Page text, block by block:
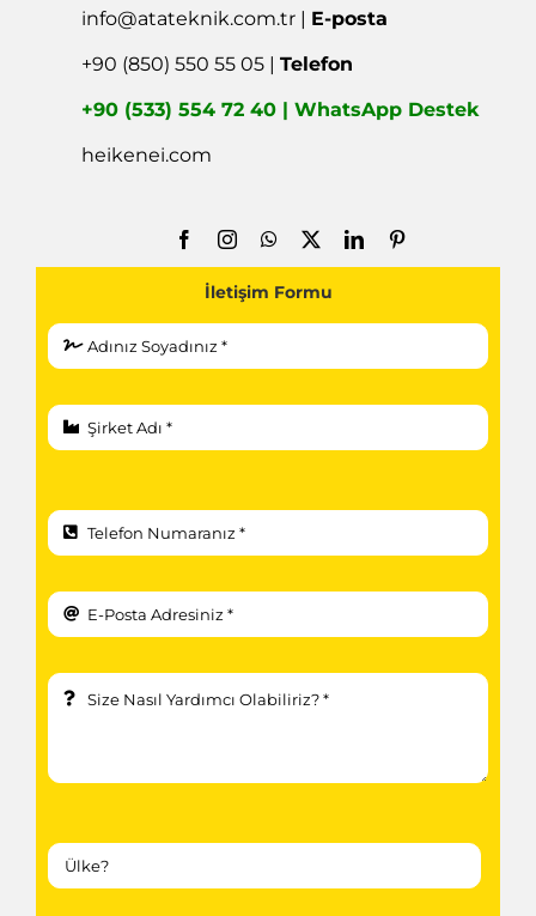
info@atateknik.com.tr | E-posta
+90 (850) 550 55 05 |Telefon
+90 (533) 554 72 40 | WhatsApp Destek
heikenei.com
İletişim Formu